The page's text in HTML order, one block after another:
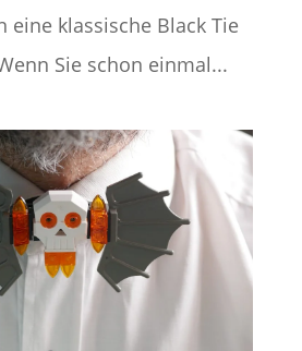
eine klassische Black Tie
Sie schon einmal...